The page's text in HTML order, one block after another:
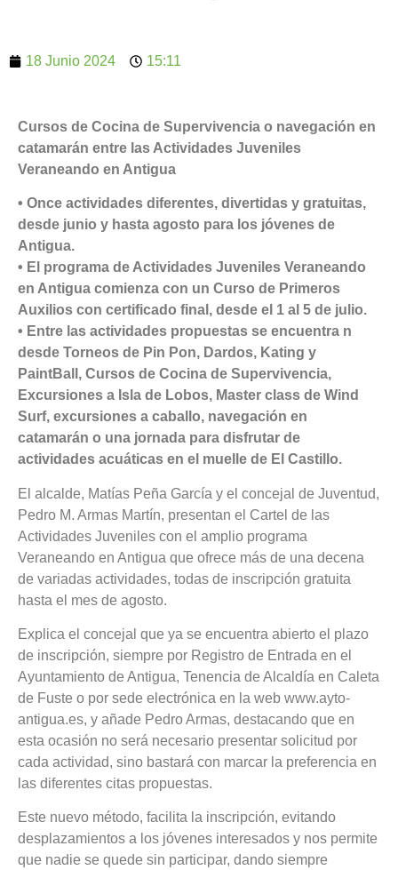
18 Junio 2024 15:11
Cursos de Cocina de Supervivencia o navegación en
catamarán entre las Actividades Juveniles
Veraneando en Antigua
• Once actividades diferentes, divertidas y gratuitas,
desde junio y hasta agosto para los jóvenes de
Antigua.
• El programa de Actividades Juveniles Veraneando
en Antigua comienza con un Curso de Primeros
Auxilios con certificado final, desde el 1 al 5 de julio.
• Entre las actividades propuestas se encuentra n
desde Torneos de Pin Pon, Dardos, Kating y
PaintBall, Cursos de Cocina de Supervivencia,
Excursiones a Isla de Lobos, Master class de Wind
Surf, excursiones a caballo, navegación en
catamarán o una jornada para disfrutar de
actividades acuáticas en el muelle de El Castillo.
El alcalde, Matías Peña García y el concejal de Juventud,
Pedro M. Armas Martín, presentan el Cartel de las
Actividades Juveniles con el amplio programa
Veraneando en Antigua que ofrece más de una decena
de variadas actividades, todas de inscripción gratuita
hasta el mes de agosto.
Explica el concejal que ya se encuentra abierto el plazo
de inscripción, siempre por Registro de Entrada en el
Ayuntamiento de Antigua, Tenencia de Alcaldía en Caleta
de Fuste o por sede electrónica en la web www.ayto-
antigua.es, y añade Pedro Armas, destacando que en
esta ocasión no será necesario presentar solicitud por
cada actividad, sino bastará con marcar la preferencia en
las diferentes citas propuestas.
Este nuevo método, facilita la inscripción, evitando
desplazamientos a los jóvenes interesados y nos permite
que nadie se quede sin participar, dando siempre